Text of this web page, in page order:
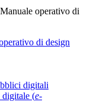
operativo di
di design
digitali
digitale (e-